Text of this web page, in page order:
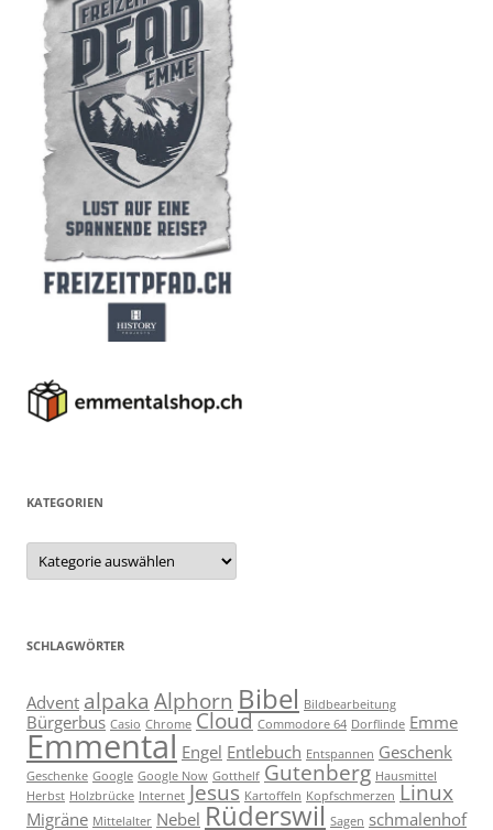
KATEGORIEN
Kategorien
SCHLAGWÖRTER
Advent alpaka Alphorn Bibel Bildbearbeitung
Bürgerbus Casio Chrome Cloud Commodore 64 Dorflinde Emme
Emmental Engel Entlebuch Entspannen Geschenk
Geschenke Google Google Now Gotthelf Gutenberg Hausmittel
Herbst Holzbrücke Internet Jesus Kartoffeln Kopfschmerzen Linux
Migräne Mittelalter Nebel Rüderswil Sagen schmalenhof